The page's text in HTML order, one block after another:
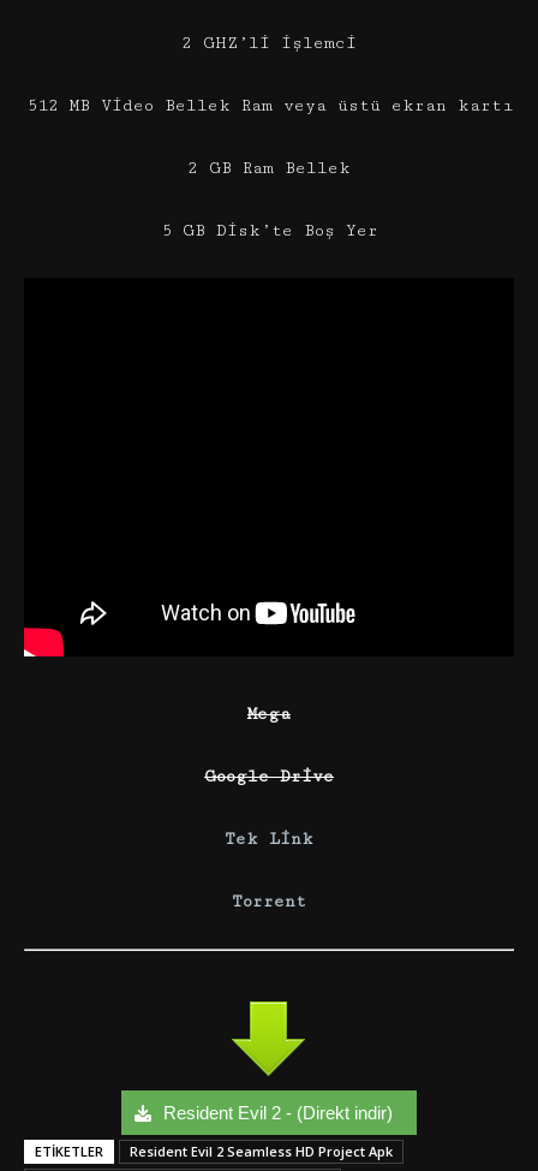
2 GHZ’li işlemci
512 MB Video Bellek Ram veya üstü ekran kartı
2 GB Ram Bellek
5 GB Disk’te Boş Yer
Mega
Google Drive
Tek Link
Torrent
Resident Evil 2 - (Direkt indir)
ETIKETLER
Resident Evil 2 Seamless HD Project Apk